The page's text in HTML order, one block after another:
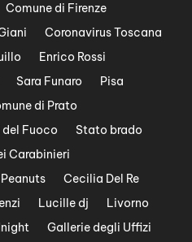
Comune di Firenze
Coronavirus Toscana
Enrico Rossi
Sara Funaro
Pisa
di Prato
Fuoco
Stato brado
Carabinieri
Cecilia Del Re
Lucille dj
Livorno
Gallerie degli Uffizi